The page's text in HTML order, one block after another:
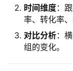
​时间维度​：
率、转化率、
​对比分析​：
组的变化。